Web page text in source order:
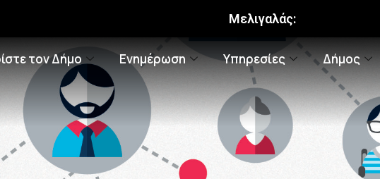
Μελιγαλάς:
τον Δήμο Ενημέρωση Υπηρεσίες
Δήμος